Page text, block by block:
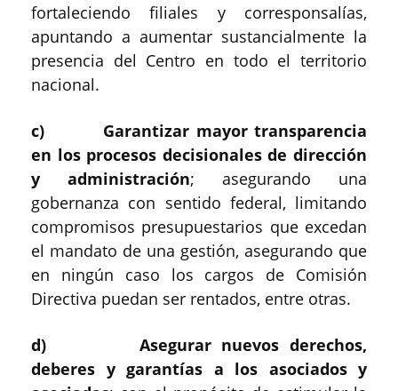
fortaleciendo filiales y corresponsalías,
apuntando a aumentar sustancialmente la
presencia del Centro en todo el territorio
nacional.
c) Garantizar mayor transparencia
en los procesos decisionales de dirección
y administración; asegurando una
gobernanza con sentido federal, limitando
compromisos presupuestarios que excedan
el mandato de una gestión, asegurando que
en ningún caso los cargos de Comisión
Directiva puedan ser rentados, entre otras.
d) Asegurar nuevos derechos,
deberes y garantías a los asociados y